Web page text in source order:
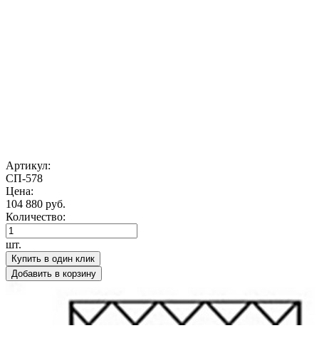
Артикул:
СП-578
Цена:
104 880 руб.
Количество:
шт.
Купить в один клик
Добавить в корзину